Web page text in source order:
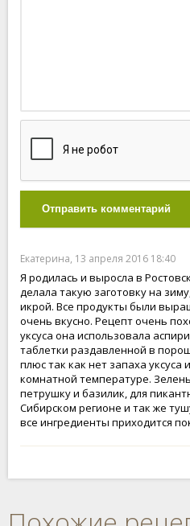
Отправить комментарий
Екатерина, 13 апреля 2016 18:40
Я родилась и выросла в
делала такую заготовку на
икрой. Все продукты были
очень вкусно. Рецепт очень
уксуса она использовала
таблетки раздавленной в
плюс так как нет запаха
комнатной температуре.
петрушку и базилик, для
Сибирском регионе и так же
все ингредиенты приходится